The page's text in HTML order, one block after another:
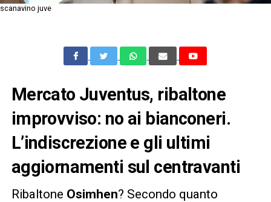
scanavino juve
Mercato Juventus, ribaltone
improvviso: no ai bianconeri.
L’indiscrezione e gli ultimi
aggiornamenti sul centravanti
Ribaltone Osimhen? Secondo quanto